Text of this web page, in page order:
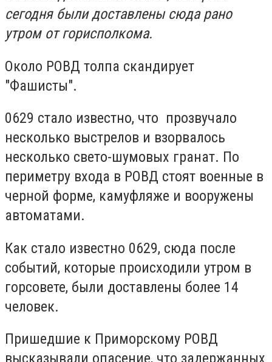
сегодня были доставлены сюда рано
утром от горисполкома.
Около РОВД толпа скандирует
"Фашисты".
0629 стало известно, что прозвучало
несколько выстрелов и взорвалось
несколько свето-шумовых гранат. По
периметру входа в РОВД стоят военные в
черной форме, камуфляже и вооружены
автоматами.
Как стало известно 0629, сюда после
событий, которые происходили утром в
горсовете, были доставлены более 14
человек.
Пришедшие к Приморскому РОВД
высказывали опасение, что задержанных